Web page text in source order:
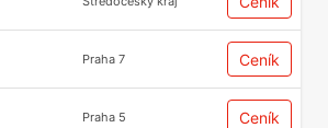
Praha 7 Ceník
Praha 5 Ceník